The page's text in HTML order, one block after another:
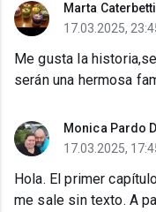
Marta Caterbetti
17.03.2025,
Me gusta la
serán una hermosa
Monica Pardo
17.03.2025,
Hola. El primer
me sale sin texto. A